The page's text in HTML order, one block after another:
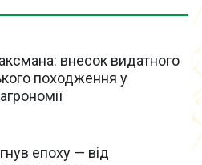
внесок видатного
походження у
епоху — від